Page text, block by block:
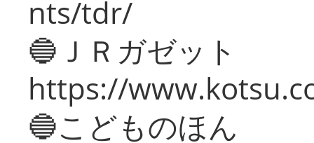
nts/tdr/
🔵ＪＲガゼット
https://
🔵こどものほん